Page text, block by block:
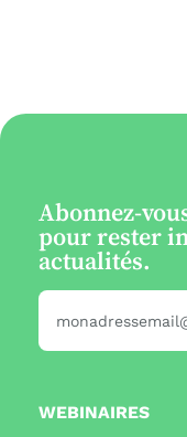
WEBINAIRES
Abonnez-
pour rester
actualités.